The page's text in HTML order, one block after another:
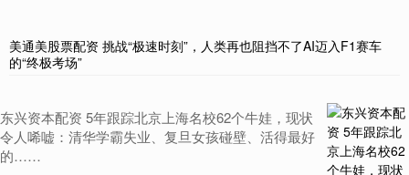
美通美股票配资 挑战“极速时刻”，人类再也阻挡不了AI迈入F1赛车
的“终极考场”
东兴资本配资 5年跟踪北京上海名校62个牛娃，现状
令人唏嘘：清华学霸失业、复旦女孩碰壁、活得最好
的……